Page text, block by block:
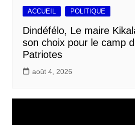
ACCUEIL POLITIQUE
Dindéfélo, Le maire
son choix pour le camp
Patriotes
août 4, 2026